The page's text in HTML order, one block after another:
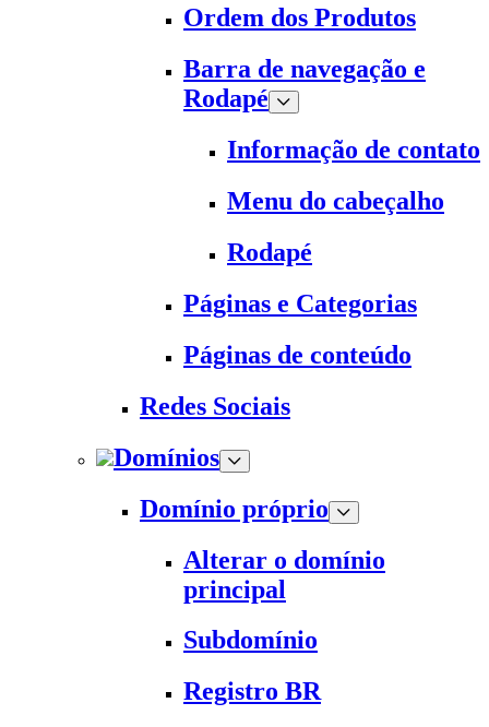
Ordem dos Produtos
Barra de navegação e
Rodapé
Informação de contato
Menu do cabeçalho
Rodapé
Páginas e Categorias
Páginas de conteúdo
Redes Sociais
Domínios
Domínio próprio
Alterar o domínio
principal
Subdomínio
Registro BR